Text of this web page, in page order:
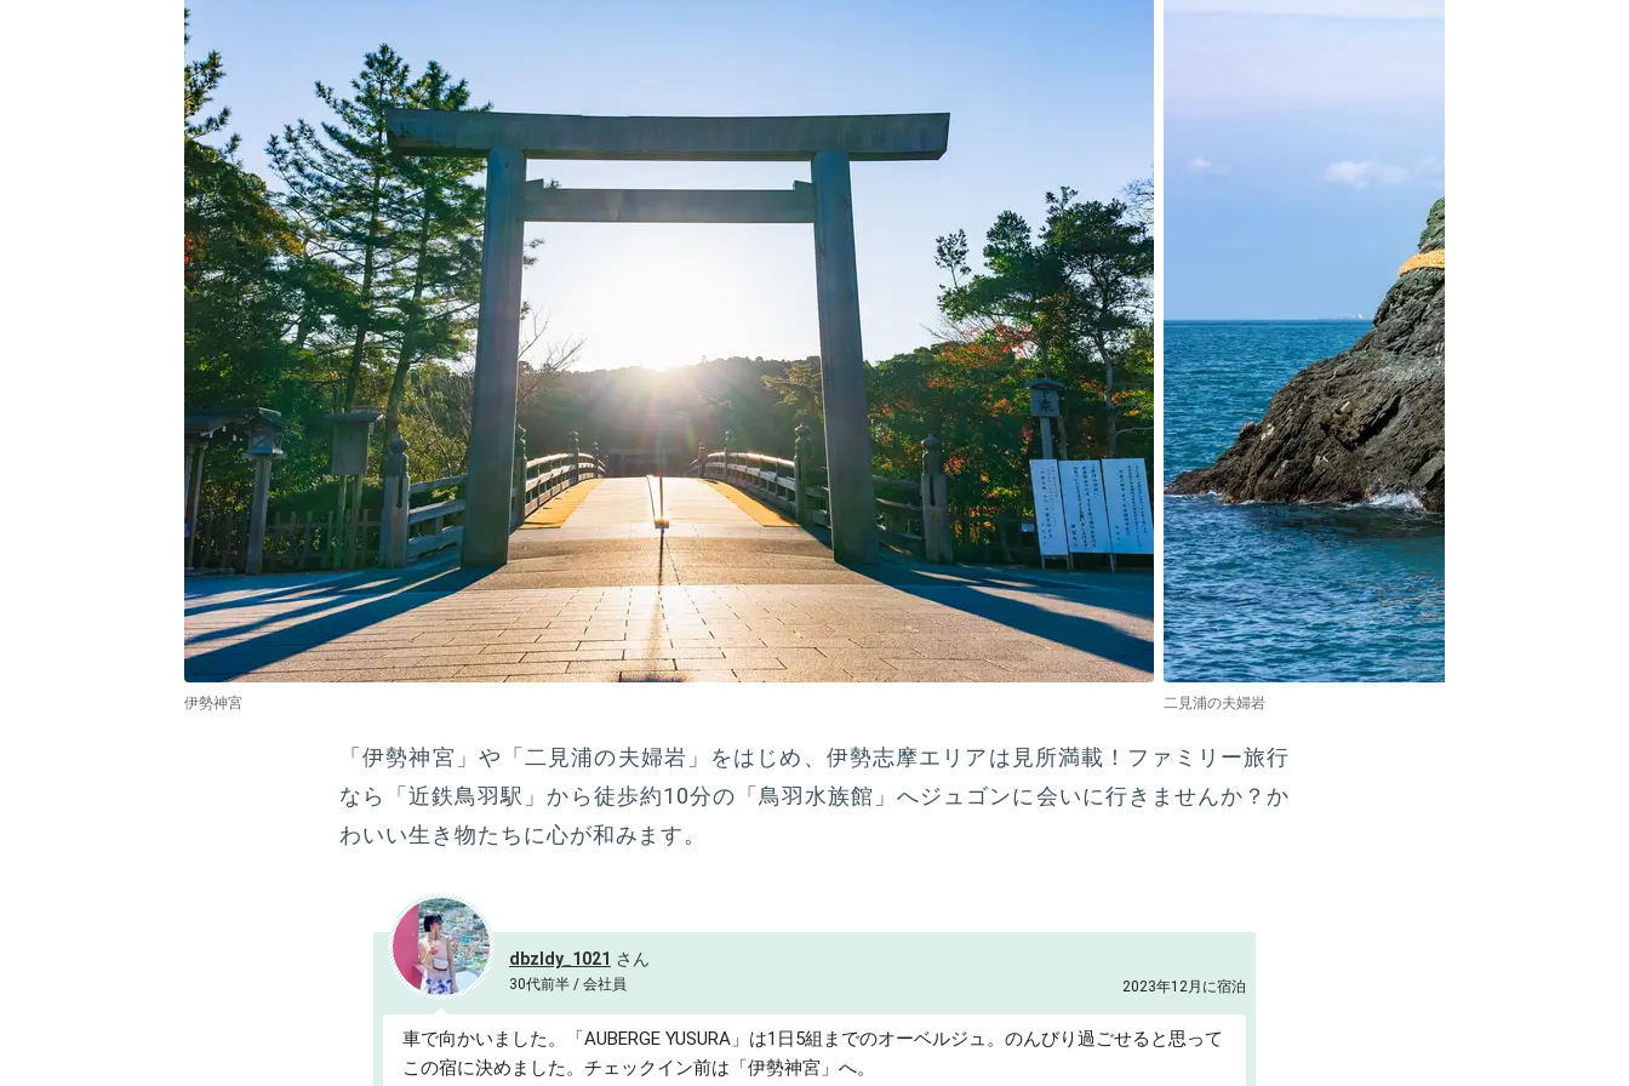
伊勢神宮 二見浦の夫婦岩
「伊勢神宮」や「二見浦の夫婦岩」をはじめ、伊勢志摩エリアは見所満載！ファミリー旅行
なら「近鉄鳥羽駅」から徒歩約10分の「鳥羽水族館」へジュゴンに会いに行きませんか？か
わいい生き物たちに心が和みます。
dbzldy_1021
30代前半 / 会社員 2023年12月に宿泊
車で向かいました。「AUBERGE YUSURA」は1日5組までのオーベルジュ。のんびり過ごせると思って
この宿に決めました。チェックイン前は「伊勢神宮」へ。